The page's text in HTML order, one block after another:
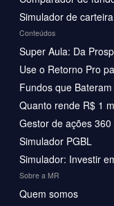
Simulador de carteira
Conteúdos
Super Aula: Da
Use o Retorno Pro
Fundos que Bateram
Quanto rende R$ 1
Gestor de ações 360
Simulador PGBL
Simulador: Investir
Sobre a MR
Quem somos